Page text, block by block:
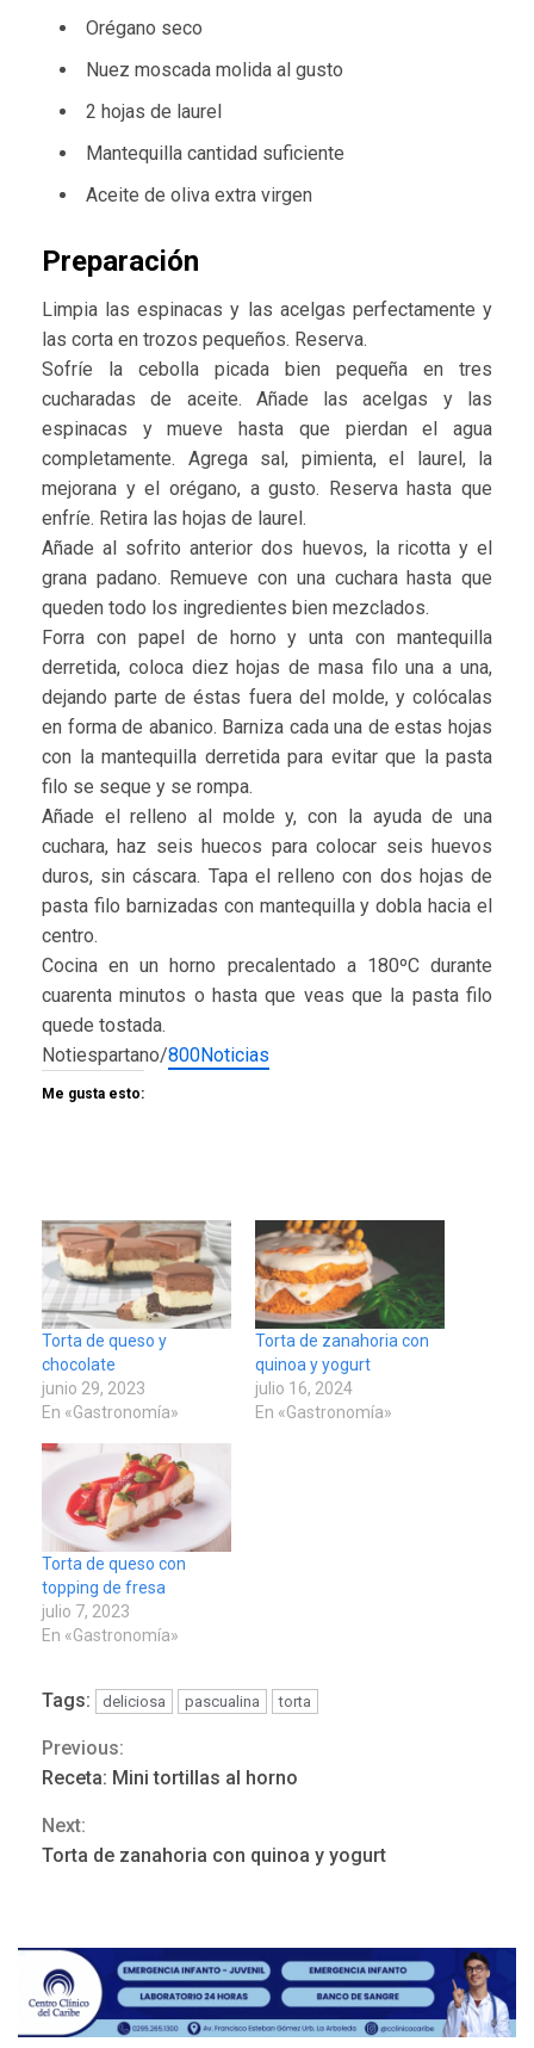
Orégano seco
Nuez moscada molida al gusto
2 hojas de laurel
Mantequilla cantidad suficiente
Aceite de oliva extra virgen
Preparación
Limpia las espinacas y las acelgas perfectamente y
las corta en trozos pequeños. Reserva.
Sofríe la cebolla picada bien pequeña en tres
cucharadas de aceite. Añade las acelgas y las
espinacas y mueve hasta que pierdan el agua
completamente. Agrega sal, pimienta, el laurel, la
mejorana y el orégano, a gusto. Reserva hasta que
enfríe. Retira las hojas de laurel.
Añade al sofrito anterior dos huevos, la ricotta y el
grana padano. Remueve con una cuchara hasta que
queden todo los ingredientes bien mezclados.
Forra con papel de horno y unta con mantequilla
derretida, coloca diez hojas de masa filo una a una,
dejando parte de éstas fuera del molde, y colócalas
en forma de abanico. Barniza cada una de estas hojas
con la mantequilla derretida para evitar que la pasta
filo se seque y se rompa.
Añade el relleno al molde y, con la ayuda de una
cuchara, haz seis huecos para colocar seis huevos
duros, sin cáscara. Tapa el relleno con dos hojas de
pasta filo barnizadas con mantequilla y dobla hacia el
centro.
Cocina en un horno precalentado a 180ºC durante
cuarenta minutos o hasta que veas que la pasta filo
quede tostada.
Notiespartano/800Noticias
Me gusta esto:
Torta de queso y
chocolate
junio 29, 2023
En «Gastronomía»
Torta de zanahoria con
quinoa y yogurt
julio 16, 2024
En «Gastronomía»
Torta de queso con
topping de fresa
julio 7, 2023
En «Gastronomía»
Tags: deliciosa pascualina torta
Continue
Reading
Previous:
Receta: Mini tortillas al horno
Next:
Torta de zanahoria con quinoa y yogurt
Hutíes de Yemen dicen que
4
suman al Plan Agosto de
Escuelas Abiertas 2026
REGIONALES
TITULARES